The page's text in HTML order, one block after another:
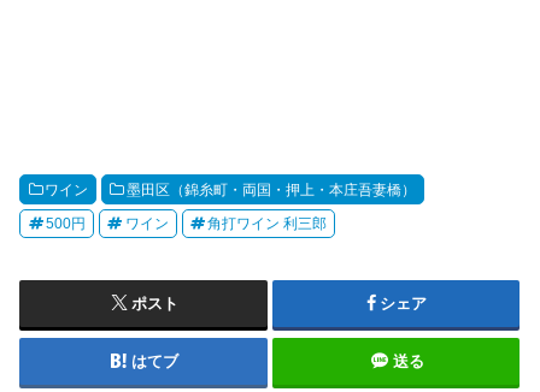
ワイン 墨田区（錦糸町・両国・押上・本庄吾妻橋）
500円 ワイン 角打ワイン 利三郎
ポスト シェア
はてブ 送る